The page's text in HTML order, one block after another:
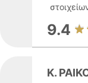
9.4
Κ.